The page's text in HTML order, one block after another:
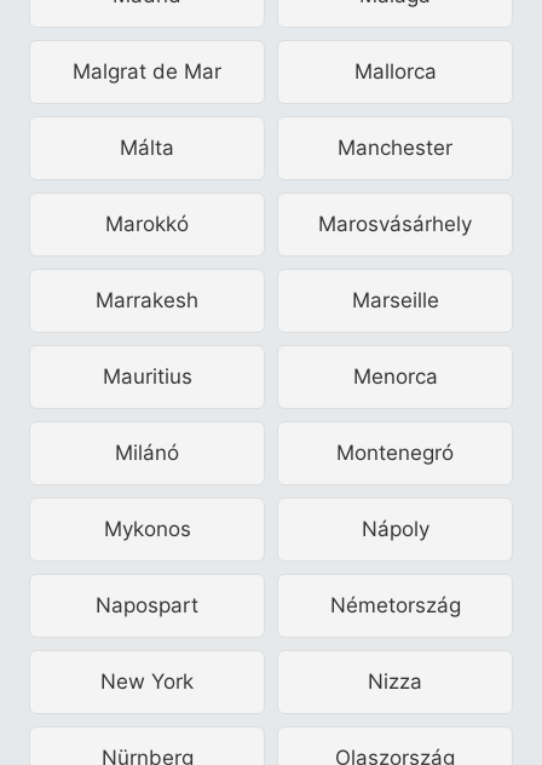
Malgrat de Mar Mallorca
Málta Manchester
Marokkó Marosvásárhely
Marrakesh Marseille
Mauritius Menorca
Milánó Montenegró
Mykonos Nápoly
Napospart Németország
New York Nizza
Nürnberg Olaszország